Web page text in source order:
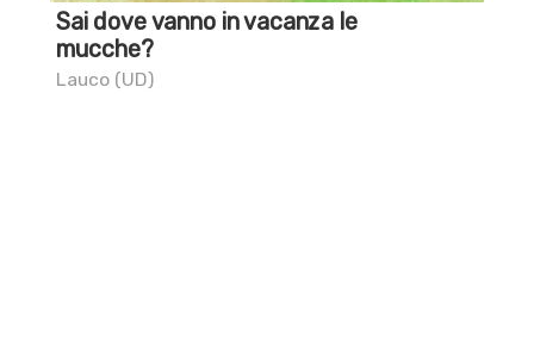
Sai dove vanno in vacanza le
mucche?
Lauco (UD)